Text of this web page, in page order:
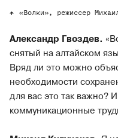
«Волки», режиссер
Александр Гвоздев.
снятый на алтайском
Вряд ли это можно
необходимости
для вас это так важно?
коммуникационные